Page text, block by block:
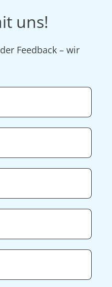
uns!
Feedback – wir